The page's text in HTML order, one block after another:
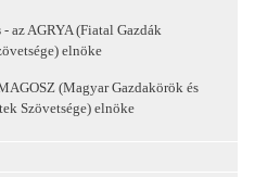
- az AGRYA (Fiatal Gazdák
elnöke
(Magyar Gazdakörök és
Szövetsége) elnöke